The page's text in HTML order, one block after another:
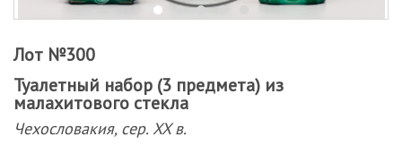
Лот №300
Туалетный набор (3 предмета) из
малахитового стекла
Чехословакия, сер. XX в.